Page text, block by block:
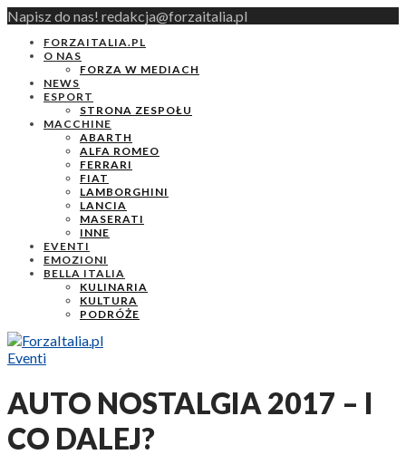
Napisz do nas! redakcja@forzaitalia.pl
FORZAITALIA.PL
O NAS
FORZA W MEDIACH
NEWS
ESPORT
STRONA ZESPOŁU
MACCHINE
ABARTH
ALFA ROMEO
FERRARI
FIAT
LAMBORGHINI
LANCIA
MASERATI
INNE
EVENTI
EMOZIONI
BELLA ITALIA
KULINARIA
KULTURA
PODRÓŻE
Eventi
AUTO NOSTALGIA 2017 – I
CO DALEJ?